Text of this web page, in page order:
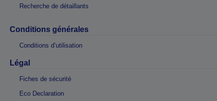
Recherche de détaillants
Conditions générales
Conditions d’utilisation
Légal
Fiches de sécurité
Eco Declaration